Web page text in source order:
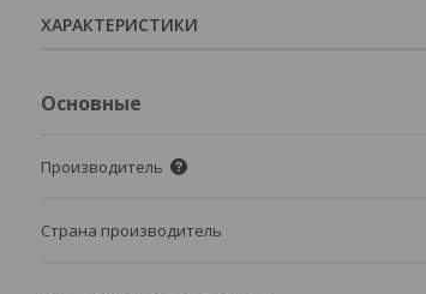
ХАРАКТЕРИСТИКИ
Основные
Производитель
Страна производитель